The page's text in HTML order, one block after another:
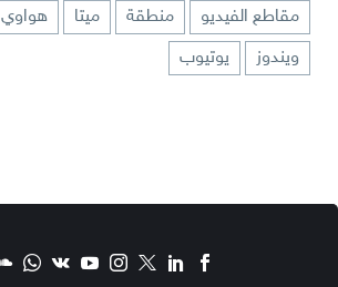
مقاطع الفيديو
منطقة ميتا هواوي
ويندوز
يوتيوب